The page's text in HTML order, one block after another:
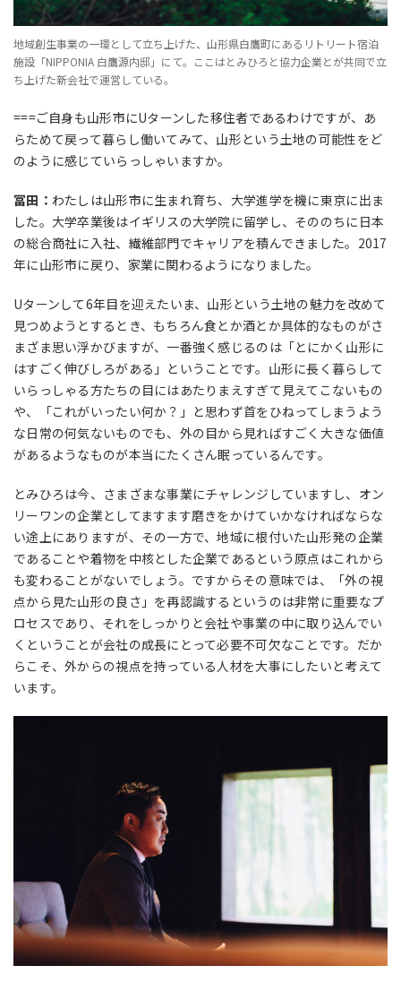
地域創生事業の一環として立ち上げた、山形県白鷹町にあるリトリート宿泊
施設「NIPPONIA 白鷹源内邸」にて。ここはとみひろと協力企業とが共同で立
ち上げた新会社で運営している。
===ご自身も山形市にUターンした移住者であるわけですが、あ
らためて戻って暮らし働いてみて、山形という土地の可能性をど
のように感じていらっしゃいますか。
冨田： わたしは山形市に生まれ育ち、大学進学を機に東京に出ま
した。大学卒業後はイギリスの大学院に留学し、そののちに日本
の総合商社に入社、繊維部門でキャリアを積んできました。2017
年に山形市に戻り、家業に関わるようになりました。
Uターンして6年目を迎えたいま、山形という土地の魅力を改めて
見つめようとするとき、もちろん食とか酒とか具体的なものがさ
まざま思い浮かびますが、一番強く感じるのは「とにかく山形に
はすごく伸びしろがある」ということです。山形に長く暮らして
いらっしゃる方たちの目にはあたりまえすぎて見えてこないもの
や、「これがいったい何か？」と思わず首をひねってしまうよう
な日常の何気ないものでも、外の目から見ればすごく大きな価値
があるようなものが本当にたくさん眠っているんです。
とみひろは今、さまざまな事業にチャレンジしていますし、オン
リーワンの企業としてますます磨きをかけていかなければならな
い途上にありますが、その一方で、地域に根付いた山形発の企業
であることや着物を中核とした企業であるという原点はこれから
も変わることがないでしょう。ですからその意味では、「外の視
点から見た山形の良さ」を再認識するというのは非常に重要なプ
ロセスであり、それをしっかりと会社や事業の中に取り込んでい
くということが会社の成長にとって必要不可欠なことです。だか
らこそ、外からの視点を持っている人材を大事にしたいと考えて
います。